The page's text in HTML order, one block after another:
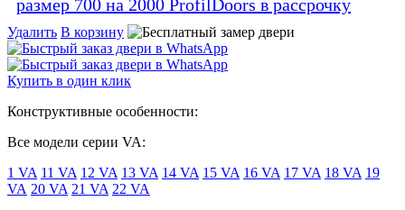
Удалить В корзину
Купить в один клик
Конструктивные особенности:
Все модели серии VA:
1 VA 11 VA 12 VA 13 VA 14 VA 15 VA 16 VA 17 VA 18 VA 19
VA 20 VA 21 VA 22 VA